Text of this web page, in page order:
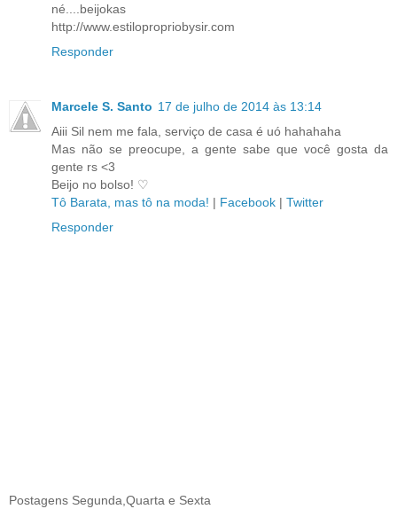
né....beijokas
http://www.estilopropriobysir.com
Responder
Marcele S. Santo 17 de julho de 2014 às 13:14
Aiii Sil nem me fala, serviço de casa é uó hahahaha
Mas não se preocupe, a gente sabe que você gosta da
gente rs <3
Beijo no bolso! ♡
Tô Barata, mas tô na moda! | Facebook | Twitter
Responder
Postagens Segunda,Quarta e Sexta